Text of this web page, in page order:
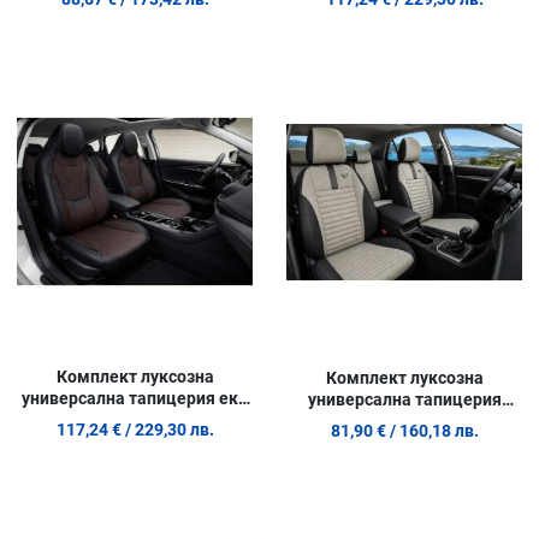
задни седалки
и Задни седалки
Сравни продукт
Quick View
Комплект луксозна
универсална тапицерия еко
кожа, Черно-Кафяво за
предни и задни седалки
117,24 € / 229,30 лв.
Комплект луксозна
универсална тапицерия
PANDA DETROIT – Еко кожа и
текстил, Бежово/Черно, За
81,90 € / 160,18 лв.